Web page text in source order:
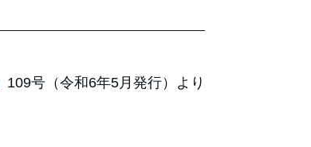
109号（令和6年5月発行）より